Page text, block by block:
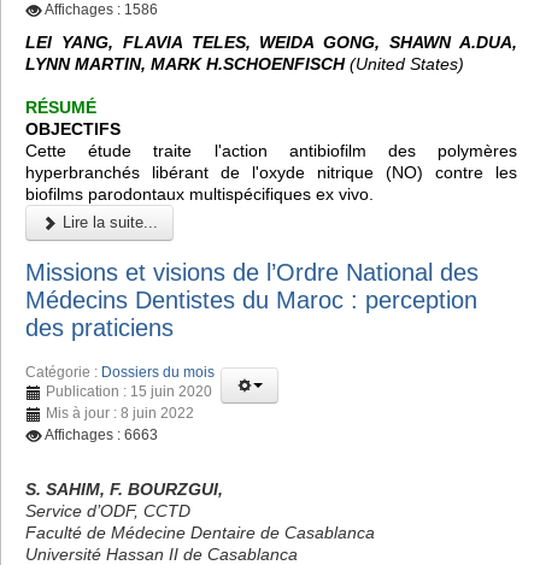
Affichages : 1586
LEI YANG, FLAVIA TELES, WEIDA GONG, SHAWN A.DUA,
LYNN MARTIN, MARK H.SCHOENFISCH(United States)
RÉSUMÉ
OBJECTIFS
Cette étude traite l'action antibiofilm des polymères
hyperbranchés libérant de l'oxyde nitrique (NO) contre les
biofilms parodontaux multispécifiques ex vivo.
Lire la suite...
Missions et visions de l’Ordre National des
Médecins Dentistes du Maroc : perception
des praticiens
Catégorie : Dossiers du mois
Publication : 15 juin 2020
Mis à jour : 8 juin 2022
Affichages : 6663
S. SAHIM, F. BOURZGUI,
Service d’ODF, CCTD
Faculté de Médecine Dentaire de Casablanca
Université Hassan II de Casablanca